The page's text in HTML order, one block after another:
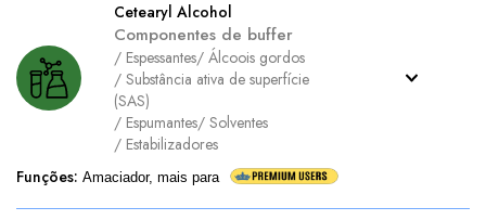
Cetearyl Alcohol
Componentes de buffer
/ Espessantes/ Álcoois gordos
/ Substância ativa de superfície
(SAS)
/ Espumantes/ Solventes
/ Estabilizadores
Funções: Amaciador, mais para